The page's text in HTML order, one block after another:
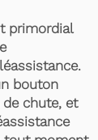
primordial
bouton
de chute, et